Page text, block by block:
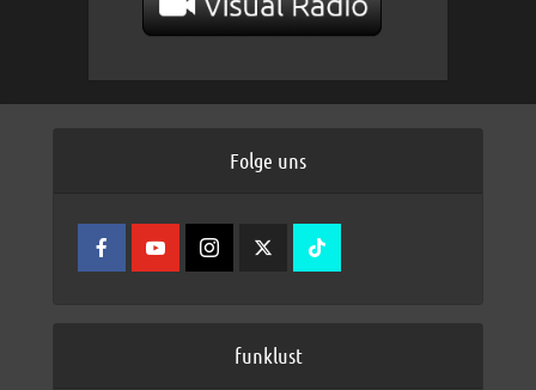
Folge uns
funklust